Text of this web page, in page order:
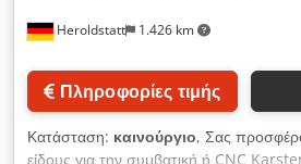
movement via rotary cam switch:
Automatic longitudinal grinding cycle
supply for all grinding positions
control for plunge and traverse
Heroldstatt 1.426 km
Πληροφορίες τιμής
Κατάσταση: καινούργιο, Σας
είδους για την συμβατική ή CNC